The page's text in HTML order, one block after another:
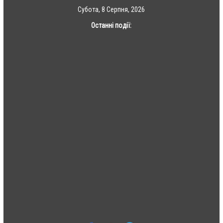
Субота, 8 Серпня, 2026
Останні події: